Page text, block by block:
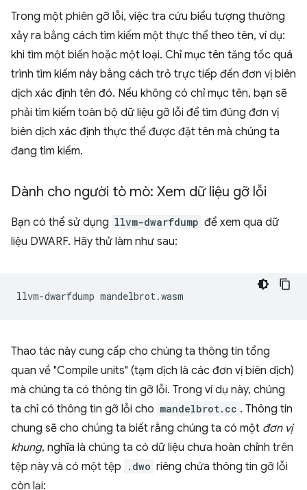
Trong một phiên gỡ lỗi, việc tra cứu biểu tượng thường
xảy ra bằng cách tìm kiếm một thực thể theo tên, ví dụ:
khi tìm một biến hoặc một loại. Chỉ mục tên tăng tốc quá
trình tìm kiếm này bằng cách trỏ trực tiếp đến đơn vị biên
dịch xác định tên đó. Nếu không có chỉ mục tên, bạn sẽ
phải tìm kiếm toàn bộ dữ liệu gỡ lỗi để tìm đúng đơn vị
biên dịch xác định thực thể được đặt tên mà chúng ta
đang tìm kiếm.
Dành cho người tò mò: Xem dữ liệu gỡ lỗi
Bạn có thể sử dụng llvm-dwarfdump để xem qua dữ
liệu DWARF. Hãy thử làm như sau:
llvm-dwarfdump
Thao tác này cung cấp cho chúng ta thông tin tổng
quan về "Compile units" (tạm dịch là các đơn vị biên dịch)
mà chúng ta có thông tin gỡ lỗi. Trong ví dụ này, chúng
ta chỉ có thông tin gỡ lỗi cho mandelbrot.cc . Thông tin
chung sẽ cho chúng ta biết rằng chúng ta có một đơn vị
khung, nghĩa là chúng ta có dữ liệu chưa hoàn chỉnh trên
tệp này và có một tệp
.dwo riêng chứa thông tin gỡ lỗi
còn lại: